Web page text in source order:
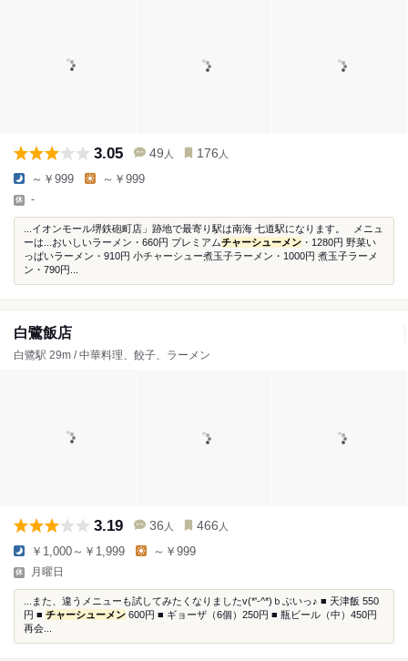
3.05 49 人 176 人
～￥999 ～￥999
-
...イオンモール堺鉄砲町店」跡地で最寄り駅は南海 七道駅になります。 メニュ
ーは...おいしいラーメン・660円 プレミアムチャーシューメン ・1280円 野菜い
っぱいラーメン・910円 小チャーシュー煮玉子ラーメン・1000円 煮玉子ラーメ
ン・790円...
白鷺飯店
白鷺駅 29m / 中華料理、餃子、ラーメン
3.19 36 人 466 人
￥1,000～￥1,999 ～￥999
月曜日
...また、違うメニューも試してみたくなりましたv(*'-^*)ｂぶいっ♪ ■ 天津飯 550
円 ■ チャーシューメン 600円 ■ ギョーザ（6個）250円 ■ 瓶ビール（中）450円
再会...